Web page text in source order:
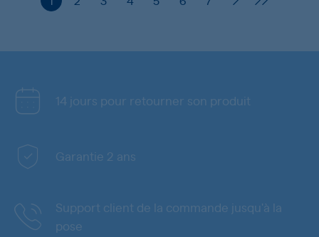
14 jours pour retourner son produit
Garantie 2 ans
Support client de la commande jusqu'à la
pose